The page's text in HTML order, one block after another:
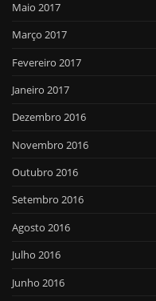
Maio 2017
Março 2017
Fevereiro 2017
Janeiro 2017
Dezembro 2016
Novembro 2016
Outubro 2016
Setembro 2016
Agosto 2016
Julho 2016
Junho 2016